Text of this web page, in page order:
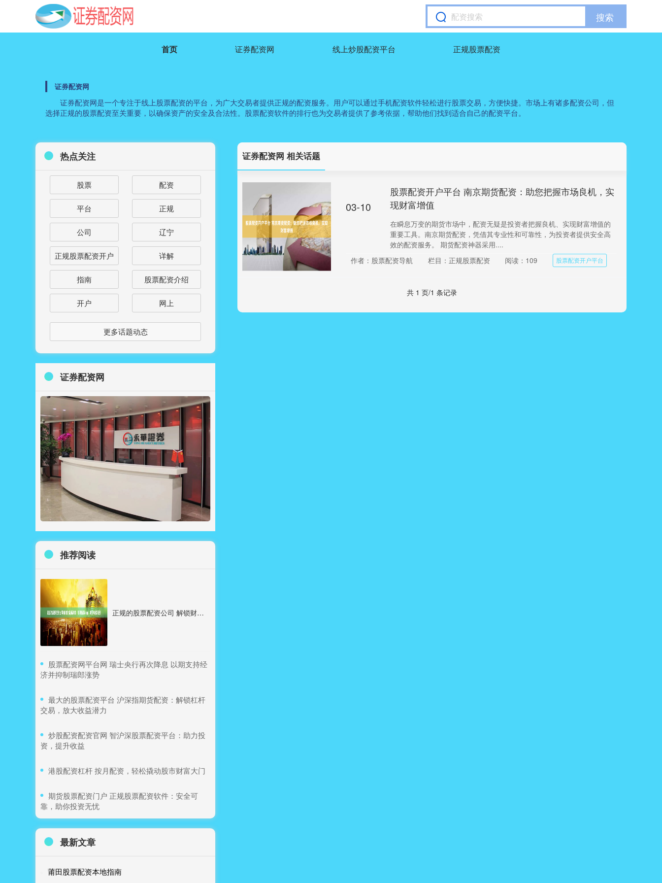
搜索
首页 证券配资网 线上炒股配资平台 正规股票配资
证券配资网
证券配资网是一个专注于线上股票配资的平台，为广大交易者提供正规的配资服务。用户可以通过手机配资软件轻松进行股票交易，方便快捷。市场上有诸多配资公司，但
选择正规的股票配资至关重要，以确保资产的安全及合法性。股票配资软件的排行也为交易者提供了参考依据，帮助他们找到适合自己的配资平台。
证券配资网 相关话题
03-10
股票配资开户平台 南京期货配资：助您把握市场良机，实
现财富增值
在瞬息万变的期货市场中，配资无疑是投资者把握良机、实现财富增值的
重要工具。南京期货配资，凭借其专业性和可靠性，为投资者提供安全高
效的配资服务。 期货配资神器采用....
作者：股票配资导航
栏目：正规股票配资 阅读：109 股票配资开户平台
共 1 页/1 条记录
热点关注
股票 配资
平台 正规
公司 辽宁
正规股票配资开户 详解
指南 股票配资介绍
开户 网上
更多话题动态
证券配资网
推荐阅读
正规的股票配资公司 解锁财富新高度：股票配资app，助你轻松投资
​股票配资网平台网 瑞士央行再次降息 以期支持经
济并抑制瑞郎涨势
​最大的股票配资平台 沪深指期货配资：解锁杠杆
交易，放大收益潜力
​炒股配资配资官网 智沪深股票配资平台：助力投
资，提升收益
​港股配资杠杆 按月配资，轻松撬动股市财富大门
​期货股票配资门户 正规股票配资软件：安全可
靠，助你投资无忧
最新文章
莆田股票配资本地指南